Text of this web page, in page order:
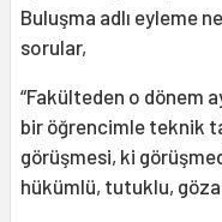
Buluşma adlı eyleme
sorular,
“Fakülteden o dönem
bir öğrencimle teknik
görüşmesi, ki
hükümlü, tutuklu,